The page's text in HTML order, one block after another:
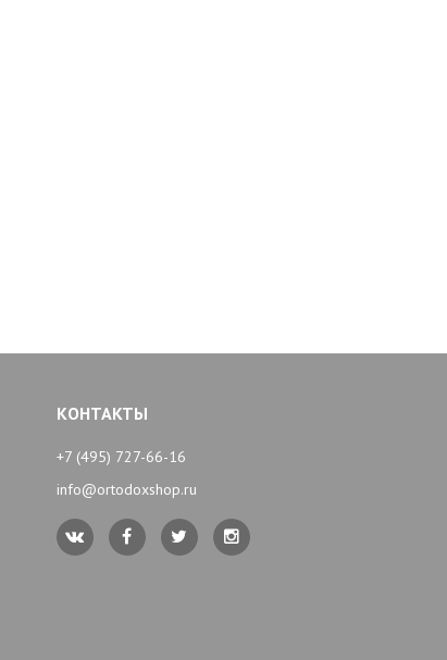
КОНТАКТЫ
+7 (495) 727-66-16
info@ortodoxshop.ru